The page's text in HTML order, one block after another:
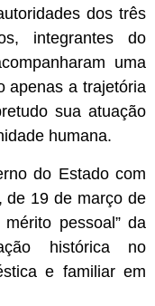
dos três
integrantes do
uma
apenas a trajetória
sua atuação
humana.
do Estado com
de 19 de março de
pessoal” da
histórica no
e familiar em